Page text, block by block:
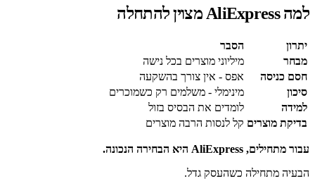
למה AliExpress מצוין להתחלה
יתרון
הסבר
מבחר
מיליוני מוצרים בכל נישה
חסם כניסה
אפס - אין צורך בהשקעה
סיכון
מינימלי - משלמים רק כשמוכרים
למידה
לומדים את הבסיס בזול
בדיקת מוצרים קל לנסות הרבה מוצרים
עבור מתחילים, AliExpress היא הבחירה הנכונה.
הבעיה מתחילה כשהעסק גדל.